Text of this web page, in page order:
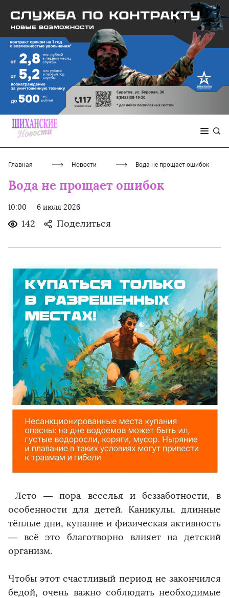
Главная Новости Вода не прощает ошибок
Вода не прощает ошибок
10:00 6 июля 2026
142 Поделиться
️ Лето — пора веселья и беззаботности, в
особенности для детей. Каникулы, длинные
тёплые дни, купание и физическая активность
— всё это благотворно влияет на детский
организм.
Чтобы этот счастливый период не закончился
бедой, очень важно соблюдать необходимые